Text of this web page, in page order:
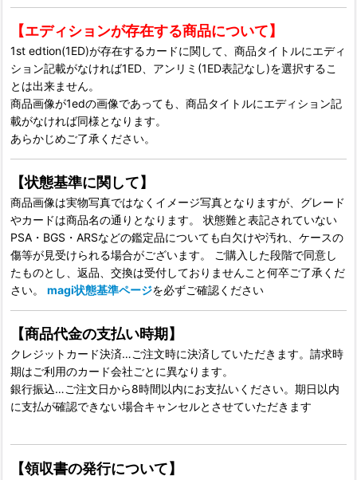
【エディションが存在する商品について】
1st edtion(1ED)が存在するカードに関して、商品タイトルにエディ
ション記載がなければ1ED、アンリミ(1ED表記なし)を選択するこ
とは出来ません。
商品画像が1edの画像であっても、商品タイトルにエディション記
載がなければ同様となります。
あらかじめご了承ください。
【状態基準に関して】
商品画像は実物写真ではなくイメージ写真となりますが、グレード
やカードは商品名の通りとなります。 状態難と表記されていない
PSA・BGS・ARSなどの鑑定品についても白欠けや汚れ、ケースの
傷等が見受けられる場合がございます。 ご購入した段階で同意し
たものとし、返品、交換は受付しておりませんこと何卒ご了承くだ
さい。 magi状態基準ページを必ずご確認ください
【商品代金の支払い時期】
クレジットカード決済…ご注文時に決済していただきます。請求時
期はご利用のカード会社ごとに異なります。
銀行振込…ご注文日から8時間以内にお支払いください。期日以内
に支払が確認できない場合キャンセルとさせていただきます
【領収書の発行について】